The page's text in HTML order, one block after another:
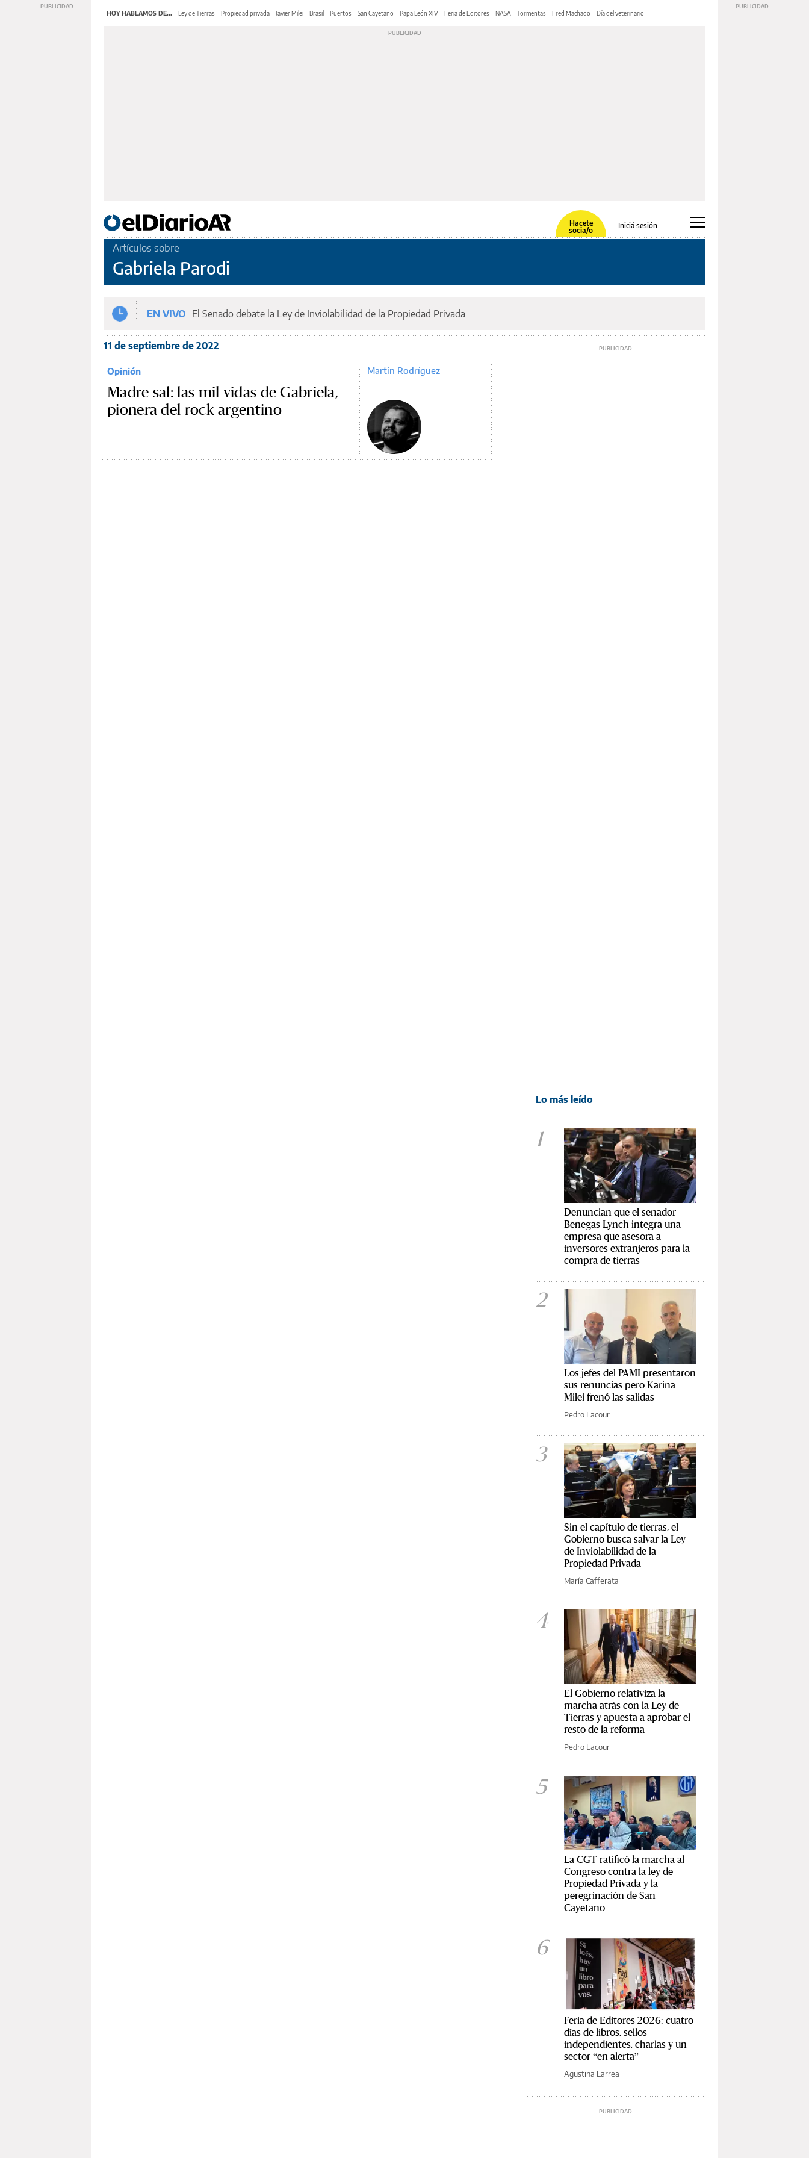
HOY HABLAMOS DE... Ley de Tierras Propiedad privada Javier Milei Brasil Puertos San Cayetano Papa León XIV Feria de Editores NASA Tormentas Fred Machado Día del veterinario
Hacete
socia/o
Iniciá sesión
Artículos sobre
Gabriela Parodi
EN VIVO El Senado debate la Ley de Inviolabilidad de la Propiedad Privada
11 de septiembre de 2022
Opinión
Madre sal: las mil vidas de Gabriela,
pionera del rock argentino
Martín Rodríguez
Lo más leído
1
Denuncian que el senador
Benegas Lynch integra una
empresa que asesora a
inversores extranjeros para la
compra de tierras
2
Los jefes del PAMI presentaron
sus renuncias pero Karina
Milei frenó las salidas
Pedro Lacour
3
Sin el capítulo de tierras, el
Gobierno busca salvar la Ley
de Inviolabilidad de la
Propiedad Privada
María Cafferata
4
El Gobierno relativiza la
marcha atrás con la Ley de
Tierras y apuesta a aprobar el
resto de la reforma
Pedro Lacour
5
La CGT ratificó la marcha al
Congreso contra la ley de
Propiedad Privada y la
peregrinación de San
Cayetano
6
Feria de Editores 2026: cuatro
días de libros, sellos
independientes, charlas y un
sector “en alerta”
Agustina Larrea